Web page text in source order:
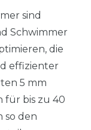
sind
Schwimmer
die
effizienter
5 mm
für bis zu 40
so den